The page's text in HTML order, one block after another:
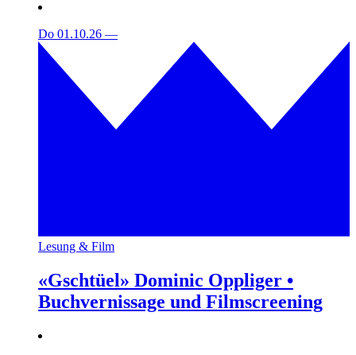
Do 01.10.26 —
Lesung & Film
«Gschtüel» Dominic Oppliger •
Buchvernissage und Filmscreening